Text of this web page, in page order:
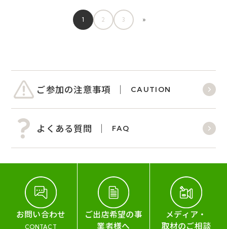
1 2 3 »
ご参加の注意事項 CAUTION
よくある質問 FAQ
お問い合わせ
CONTACT
ご出店希望の事
業者様へ
メディア・
取材のご相談